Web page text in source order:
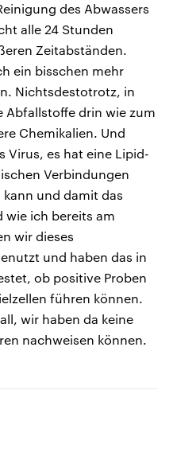
des Abwassers
alle 24 Stunden
Zeitabständen.
ein bisschen mehr
Nichtsdestotrotz, in
Abfallstoffe drin wie zum
Chemikalien. Und
Virus, es hat eine Lipid-
Verbindungen
und damit das
wie ich bereits am
wir dieses
und haben das in
ob positive Proben
führen können.
wir haben da keine
nachweisen können.